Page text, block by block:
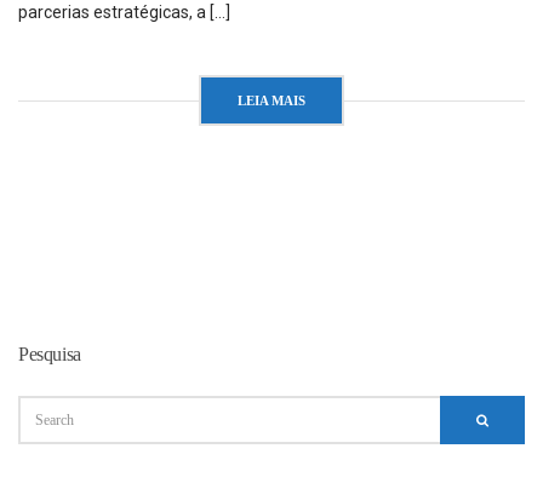
parcerias estratégicas, a […]
LEIA MAIS
Pesquisa